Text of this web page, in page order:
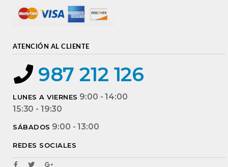
ATENCIÓN AL CLIENTE
987 212 126
LUNES A VIERNES 9:00 - 14:00
15:30 - 19:30
SÁBADOS 9:00 - 13:00
REDES SOCIALES